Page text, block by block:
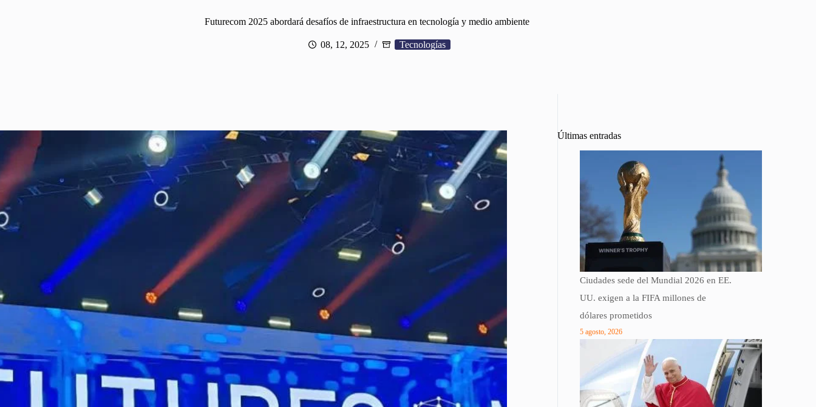
Futurecom 2025 abordará desafíos de infraestructura en tecnología y medio ambiente
08, 12, 2025 Tecnologías
Últimas entradas
Ciudades sede del Mundial 2026 en EE.
UU. exigen a la FIFA millones de
dólares prometidos
5 agosto, 2026